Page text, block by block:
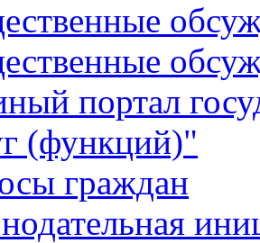
портал
(функций)"
граждан